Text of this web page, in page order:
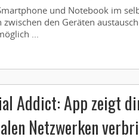
und Notebook im
zwischen den Geräten
...
Addict: App zeigt
Netzwerken